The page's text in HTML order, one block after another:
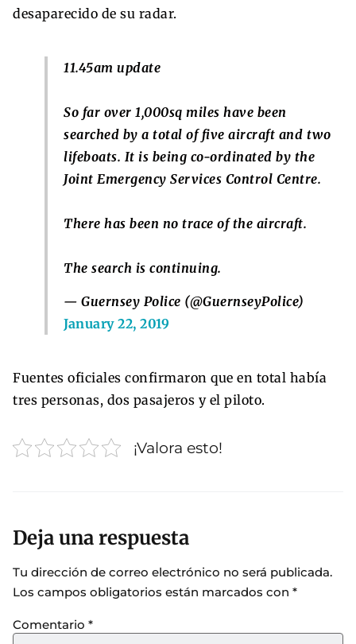
desaparecido de su radar.
11.45am update
So far over 1,000sq miles have been
searched by a total of five aircraft and two
lifeboats. It is being co-ordinated by the
Joint Emergency Services Control Centre.
There has been no trace of the aircraft.
The search is continuing.
— Guernsey Police (@GuernseyPolice)
January 22, 2019
Fuentes oficiales confirmaron que en total había
tres personas, dos pasajeros y el piloto.
¡Valora esto!
Deja una respuesta
Tu dirección de correo electrónico no será publicada.
Los campos obligatorios están marcados con *
Comentario *